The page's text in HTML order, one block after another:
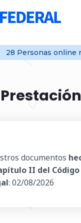
28 Personas online
documentos
II del
: 02/08/2026